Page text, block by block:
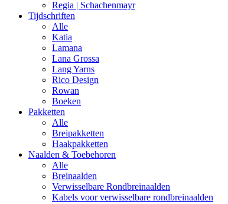
Regia | Schachenmayr
Tijdschriften
Alle
Katia
Lamana
Lana Grossa
Lang Yarns
Rico Design
Rowan
Boeken
Pakketten
Alle
Breipakketten
Haakpakketten
Naalden & Toebehoren
Alle
Breinaalden
Verwisselbare Rondbreinaalden
Kabels voor verwisselbare rondbreinaalden